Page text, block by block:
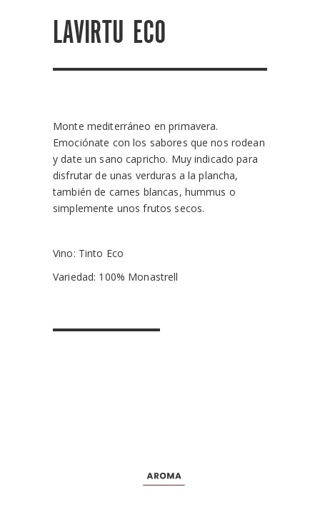
LAVIRTU ECO
Monte mediterráneo en primavera.
Emociónate con los sabores que nos rodean
y date un sano capricho. Muy indicado para
disfrutar de unas verduras a la plancha,
también de carnes blancas, hummus o
simplemente unos frutos secos.
Vino: Tinto Eco
Variedad: 100% Monastrell